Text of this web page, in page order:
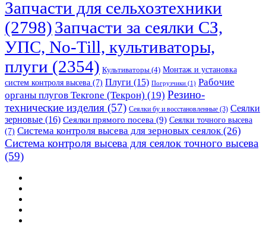
Запчасти для сельхозтехники
(2798)Запчасти за сеялки СЗ,
УПС, No-Till, культиваторы,
плуги (2354) Культиваторы (4) Монтаж и установка
систем контроля высева (7) Плуги (15) Погрузчики (1) Рабочие
органы плугов Текrоne (Текрон) (19) Резино-
технические изделия (57) Сеялки бу и восстановленные (3) Сеялки
зерновые (16) Сеялки прямого посева (9) Сеялки точного высева
(7) Система контроля высева для зерновых сеялок (26)
Система контроля высева для сеялок точного высева
(59)